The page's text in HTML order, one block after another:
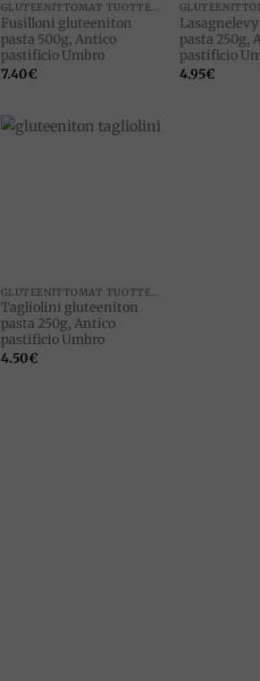
GLUTEENITTOMAT TUOTTEET
Fusilloni gluteeniton
pasta 500g, Antico
pastificio Umbro
7.40€
pasta 250g,
pastificio
4.95€
Tagliolini gluteeniton
pasta 250g, Antico
pastificio Umbro
4.50€